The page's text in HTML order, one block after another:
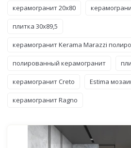
керамогранит 20x80
плитка 30x89,5
керамогранит Kerama Marazzi
полированный керамогранит
керамогранит Creto Estima
керамогранит Ragno